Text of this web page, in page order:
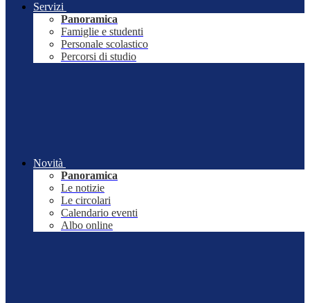
Servizi
Panoramica
Famiglie e studenti
Personale scolastico
Percorsi di studio
Novità
Panoramica
Le notizie
Le circolari
Calendario eventi
Albo online